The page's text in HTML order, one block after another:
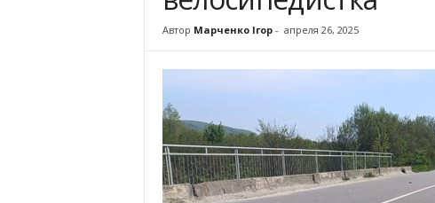
Автор Марченко Ігор- апреля 26, 2025